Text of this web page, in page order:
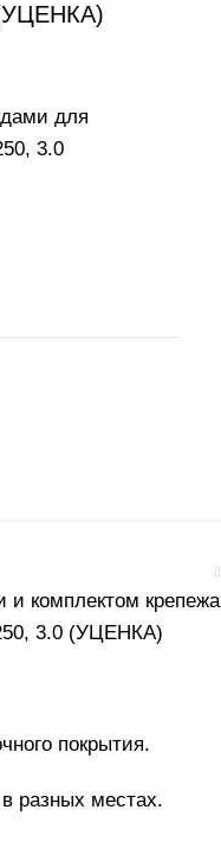
для
3.0
и комплектом крепежа
3.0 (УЦЕНКА)
покрытия.
разных местах.